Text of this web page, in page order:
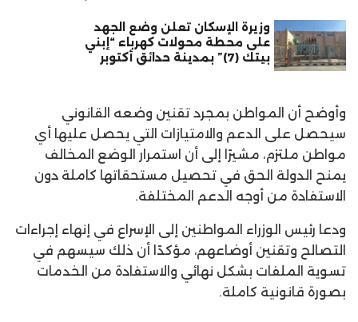
وزيرة الإسكان تعلن وضع الجهد
على محطة محولات كهرباء “إبني
بيتك (7)” بمدينة حدائق أكتوبر
وأوضح أن المواطن بمجرد تقنين وضعه القانوني
سيحصل على الدعم والامتيازات التي يحصل عليها أي
مواطن ملتزم، مشيرًا إلى أن استمرار الوضع المخالف
يمنح الدولة الحق في تحصيل مستحقاتها كاملة دون
الاستفادة من أوجه الدعم المختلفة.
ودعا رئيس الوزراء المواطنين إلى الإسراع في إنهاء إجراءات
التصالح وتقنين أوضاعهم، مؤكدًا أن ذلك سيسهم في
تسوية الملفات بشكل نهائي والاستفادة من الخدمات
بصورة قانونية كاملة.